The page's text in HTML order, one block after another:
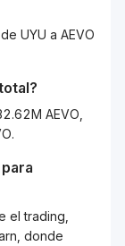
UYU a AEVO
AEVO,
el trading,
donde